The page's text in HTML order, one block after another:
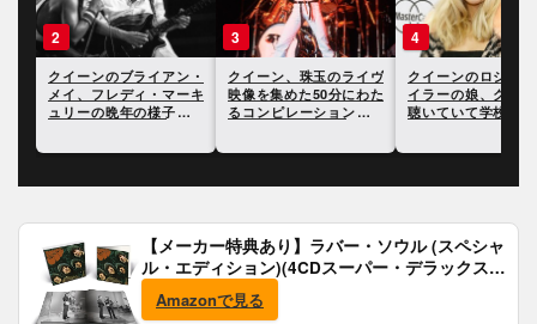
3
クイーン、珠玉のライヴ
映像を集めた50分にわた
るコンピレーション動画
4
クイーンのロジャー・テ
イラーの娘、クイーンを
聴いていて学校でいじめ
5
クイーンの現メン
ジョン・ディーコ
『ボヘミアン・ラ
【メーカー特典あり】ラバー・ソウル (スペシャ
ル・エディション)(4CDスーパー・デラックス)
(完全生産限定盤)(SHM-CD)(特典:B2ポスター付)
Amazonで見る